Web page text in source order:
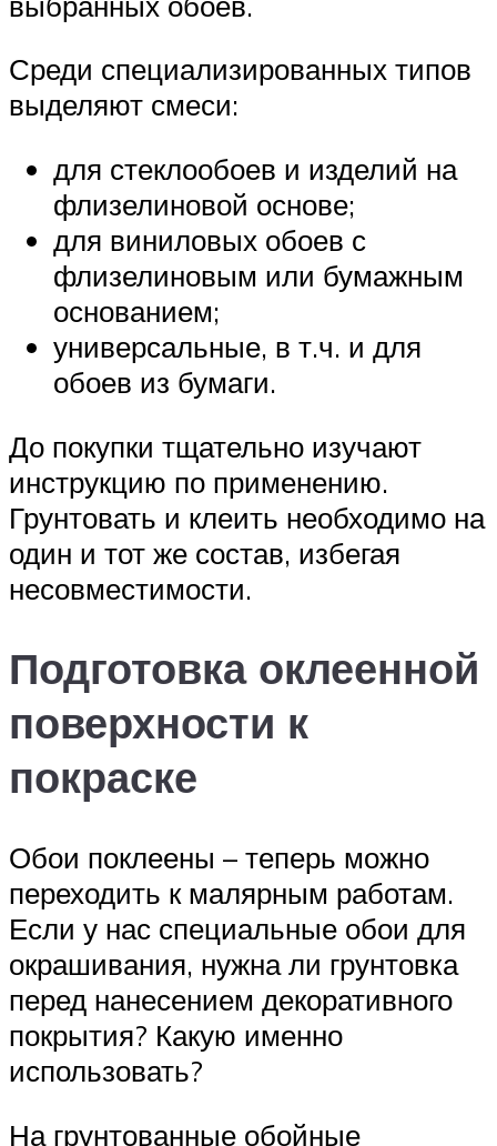
Среди специализированных типов
выделяют смеси:
для стеклообоев и изделий на
флизелиновой основе;
для виниловых обоев с
флизелиновым или бумажным
основанием;
универсальные, в т.ч. и для
обоев из бумаги.
До покупки тщательно изучают
инструкцию по применению.
Грунтовать и клеить необходимо на
один и тот же состав, избегая
несовместимости.
Подготовка оклеенной
поверхности к
покраске
Обои поклеены – теперь можно
переходить к малярным работам.
Если у нас специальные обои для
окрашивания, нужна ли грунтовка
перед нанесением декоративного
покрытия? Какую именно
использовать?
На грунтованные обойные